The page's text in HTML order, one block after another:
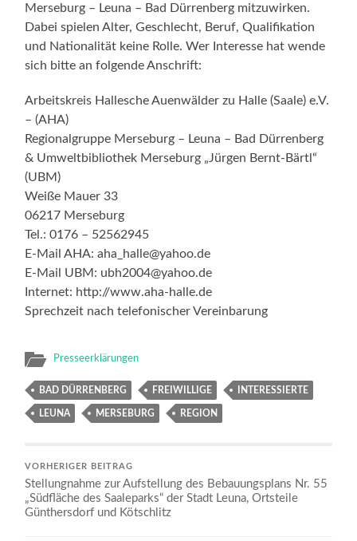
Merseburg – Leuna – Bad Dürrenberg mitzuwirken.
Dabei spielen Alter, Geschlecht, Beruf, Qualifikation
und Nationalität keine Rolle. Wer Interesse hat wende
sich bitte an folgende Anschrift:
Arbeitskreis Hallesche Auenwälder zu Halle (Saale) e.V.
– (AHA)
Regionalgruppe Merseburg – Leuna – Bad Dürrenberg
& Umweltbibliothek Merseburg „Jürgen Bernt-Bärtl“
(UBM)
Weiße Mauer 33
06217 Merseburg
Tel.: 0176 – 52562945
E-Mail AHA: aha_halle@yahoo.de
E-Mail UBM: ubh2004@yahoo.de
Internet: http://www.aha-halle.de
Sprechzeit nach telefonischer Vereinbarung
Presseerklärungen
BAD DÜRRENBERG FREIWILLIGE INTERESSIERTE
LEUNA MERSEBURG REGION
VORHERIGER BEITRAG
Stellungnahme zur Aufstellung des Bebauungsplans Nr. 55
„Südfläche des Saaleparks“ der Stadt Leuna, Ortsteile
Günthersdorf und Kötschlitz